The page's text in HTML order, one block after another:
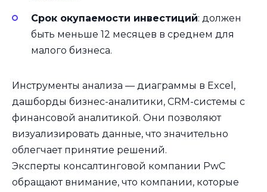
Срок окупаемости инвестиций: должен
быть меньше 12 месяцев в среднем для
малого бизнеса.
Инструменты анализа — диаграммы в Excel,
дашборды бизнес-аналитики, CRM-системы с
финансовой аналитикой. Они позволяют
визуализировать данные, что значительно
облегчает принятие решений.
Эксперты консалтинговой компании PwC
обращают внимание, что компании, которые